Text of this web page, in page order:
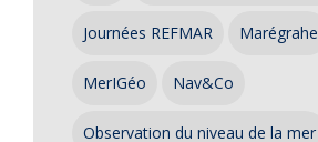
Journées REFMAR Marégrahe
MerIGéo Nav&Co
Observation du niveau de la mer